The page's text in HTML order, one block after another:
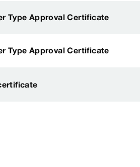
Type Approval Certificate
Type Approval Certificate